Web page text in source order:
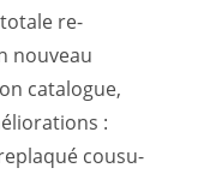
re-
nouveau
catalogue,
:
cousu-